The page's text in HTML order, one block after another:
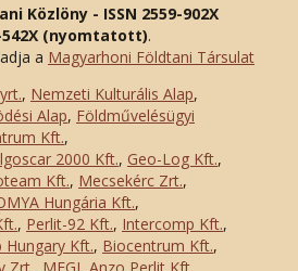
Közlöny - ISSN 2559-902X
542X (nyomtatott).
a Magyarhoni Földtani Társulat
, Nemzeti Kulturális Alap,
Alap, Földművelésügyi
Kft.,
2000 Kft., Geo-Log Kft.,
Kft., Mecsekérc Zrt.,
Hungária Kft.,
., Perlit-92 Kft., Intercomp Kft.,
Hungary Kft., Biocentrum Kft.,
Zrt., MFGI, Anzo Perlit Kft.